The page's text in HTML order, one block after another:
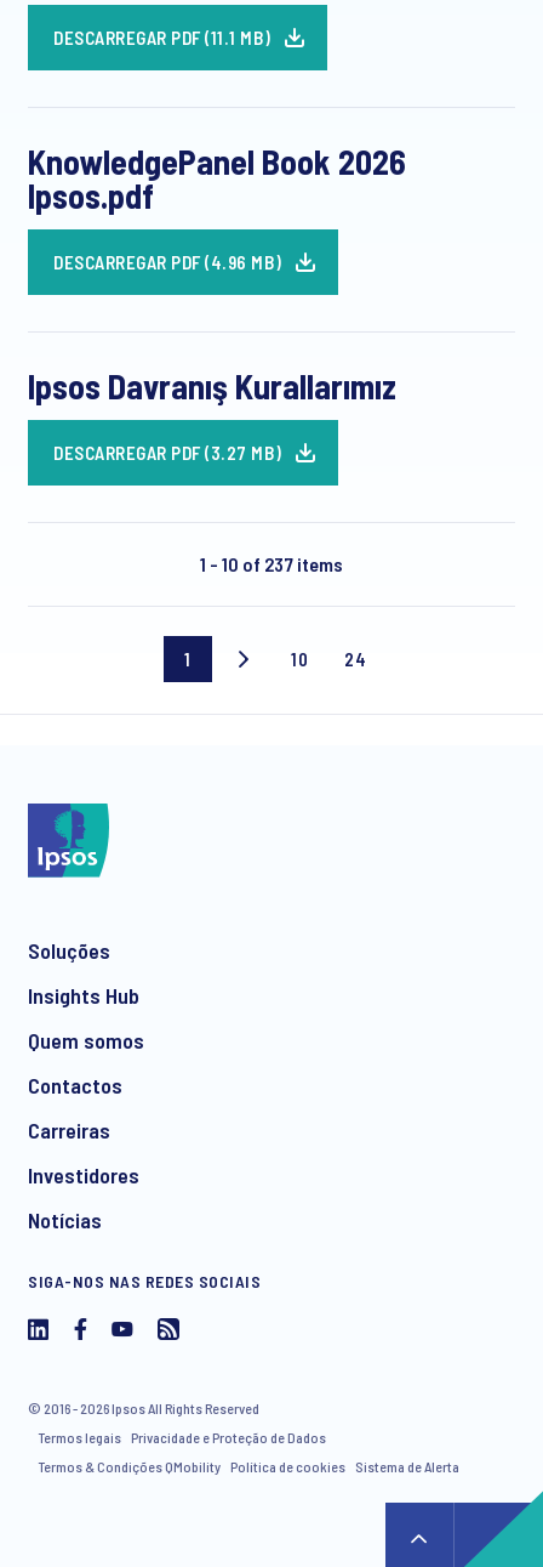
DESCARREGAR PDF (11.1 MB)
KnowledgePanel Book 2026
Ipsos.pdf
DESCARREGAR PDF (4.96 MB)
Ipsos Davranış Kurallarımız
DESCARREGAR PDF (3.27 MB)
1 - 10 of 237 items
Página
1
Page
10
Última
24
Soluções
Insights Hub
Quem somos
Contactos
Carreiras
Investidores
Notícias
SIGA-NOS NAS REDES SOCIAIS
© 2016 - 2026 Ipsos All Rights Reserved
Termos legais Privacidade e Proteção de Dados
Termos & Condições QMobility Política de cookies Sistema de Alerta